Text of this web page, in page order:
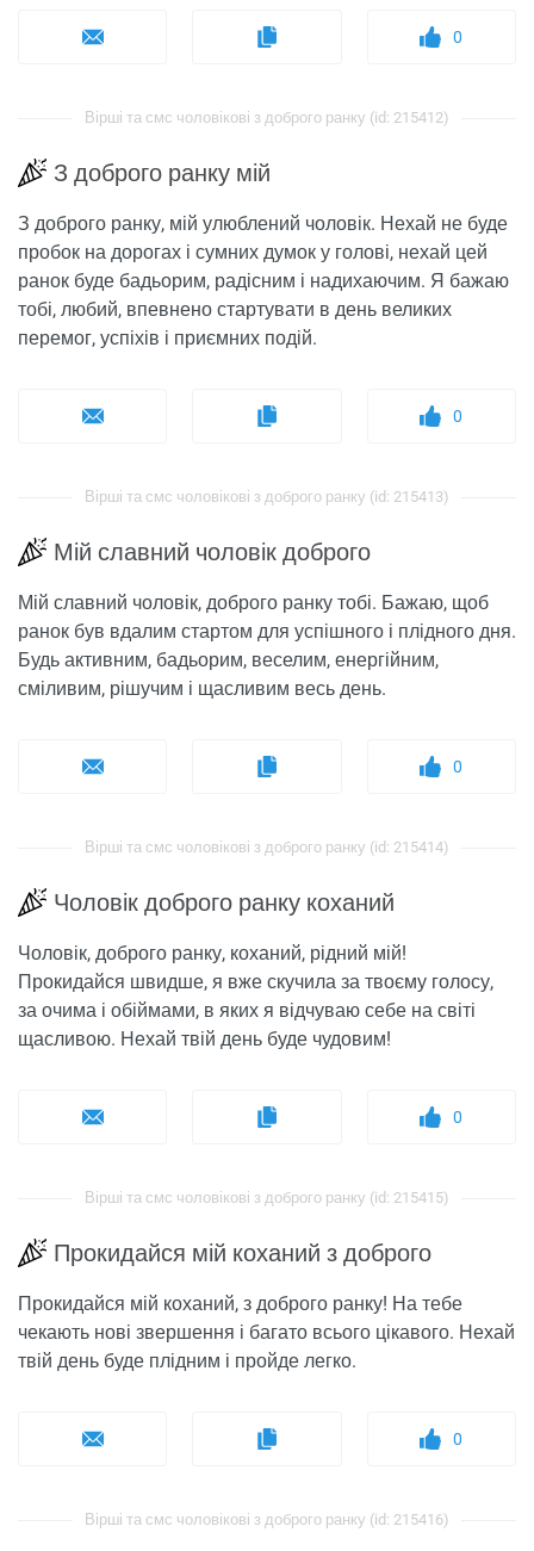
0
Вірші та смс чоловікові з доброго ранку (id: 215412)
З доброго ранку мій
З доброго ранку, мій улюблений чоловік. Нехай не буде
пробок на дорогах і сумних думок у голові, нехай цей
ранок буде бадьорим, радісним і надихаючим. Я бажаю
тобі, любий, впевнено стартувати в день великих
перемог, успіхів і приємних подій.
0
Вірші та смс чоловікові з доброго ранку (id: 215413)
Мій славний чоловік доброго
Мій славний чоловік, доброго ранку тобі. Бажаю, щоб
ранок був вдалим стартом для успішного і плідного дня.
Будь активним, бадьорим, веселим, енергійним,
сміливим, рішучим і щасливим весь день.
0
Вірші та смс чоловікові з доброго ранку (id: 215414)
Чоловік доброго ранку коханий
Чоловік, доброго ранку, коханий, рідний мій!
Прокидайся швидше, я вже скучила за твоєму голосу,
за очима і обіймами, в яких я відчуваю себе на світі
щасливою. Нехай твій день буде чудовим!
0
Вірші та смс чоловікові з доброго ранку (id: 215415)
Прокидайся мій коханий з доброго
Прокидайся мій коханий, з доброго ранку! На тебе
чекають нові звершення і багато всього цікавого. Нехай
твій день буде плідним і пройде легко.
0
Вірші та смс чоловікові з доброго ранку (id: 215416)